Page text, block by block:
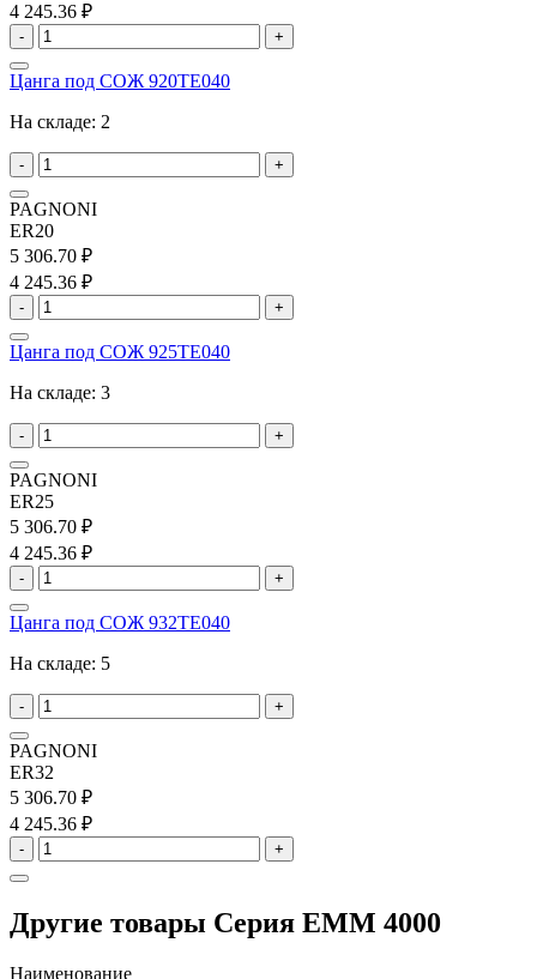
4 245.36 ₽
- +
Цанга под СОЖ 920TE040
На складе: 2
- +
PAGNONI
ER20
5 306.70 ₽
4 245.36 ₽
- +
Цанга под СОЖ 925TE040
На складе: 3
- +
PAGNONI
ER25
5 306.70 ₽
4 245.36 ₽
- +
Цанга под СОЖ 932TE040
На складе: 5
- +
PAGNONI
ER32
5 306.70 ₽
4 245.36 ₽
- +
Другие товары Серия EMM 4000
Наименование